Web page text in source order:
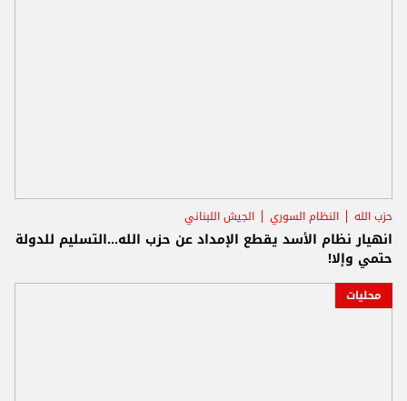
حزب الله النظام السوري الجيش اللبناني
انهيار نظام الأسد يقطع الإمداد عن حزب الله...التسليم للدولة
حتمي وإلا!
محليات